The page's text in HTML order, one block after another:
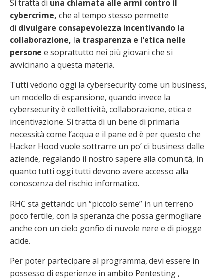
Si tratta di una chiamata alle armi contro il
cybercrime, che al tempo stesso permette
di divulgare consapevolezza incentivando la
collaborazione, la trasparenza e l’etica nelle
persone e soprattutto nei più giovani che si
avvicinano a questa materia.
Tutti vedono oggi la cybersecurity come un business,
un modello di espansione, quando invece la
cybersecurity è collettività, collaborazione, etica e
incentivazione. Si tratta di un bene di primaria
necessità come l’acqua e il pane ed è per questo che
Hacker Hood vuole sottrarre un po’ di business dalle
aziende, regalando il nostro sapere alla comunità, in
quanto tutti oggi tutti devono avere accesso alla
conoscenza del rischio informatico.
RHC sta gettando un “piccolo seme” in un terreno
poco fertile, con la speranza che possa germogliare
anche con un cielo gonfio di nuvole nere e di piogge
acide.
Per poter partecipare al programma, devi essere in
possesso di esperienze in ambito Pentesting ,